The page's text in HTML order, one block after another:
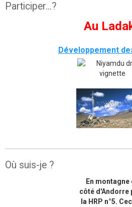
Participer...?
Au
Développement
Où suis-je ?
En montagne
côté d'Andorre
la HRP n°5.